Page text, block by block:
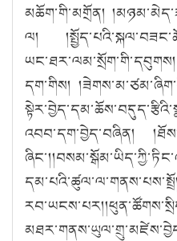
མཆོག་གི་མགྲོན།
ལ།
དག་གིས།
འབབ་དག་བྱེད་བཞིན།